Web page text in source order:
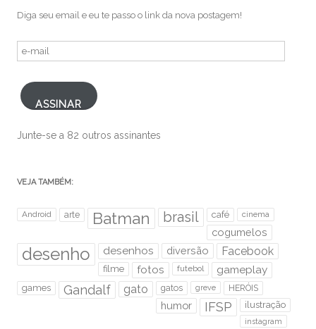
Diga seu email e eu te passo o link da nova postagem!
e-
ASSINAR
Junte-se a 82 outros assinantes
VEJA TAMBÉM:
Android arte Batman brasil café cinema
cogumelos
desenho desenhos diversão Facebook
filme fotos futebol gameplay
games Gandalf gato gatos greve HERÓIS
humor IFSP ilustração
instagram